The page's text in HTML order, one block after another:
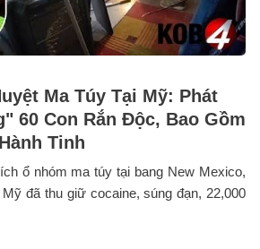
Ma Túy Tại Mỹ: Phát
60 Con Rắn Độc, Bao Gồm
Tinh
ổ nhóm ma túy tại bang New Mexico,
đã thu giữ cocaine, súng đạn, 22,000